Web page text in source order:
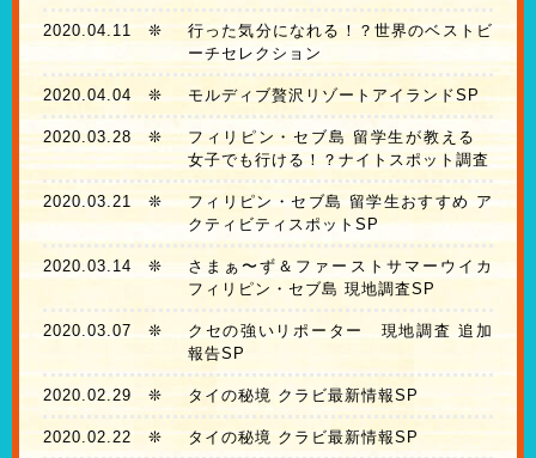
2020.04.11❊
行った気分になれる！？世界のベストビ
ーチセレクション
2020.04.04 ❊ モルディブ贅沢リゾートアイランドSP
2020.03.28❊
フィリピン・セブ島 留学生が教える
女子でも行ける！？ナイトスポット調査
2020.03.21 ❊
フィリピン・セブ島 留学生おすすめ ア
クティビティスポットSP
2020.03.14 ❊
さまぁ〜ず＆ファーストサマーウイカ
フィリピン・セブ島 現地調査SP
2020.03.07 ❊
クセの強いリポーター 現地調査 追加
報告SP
2020.02.29 ❊ タイの秘境 クラビ最新情報SP
2020.02.22 ❊ タイの秘境 クラビ最新情報SP